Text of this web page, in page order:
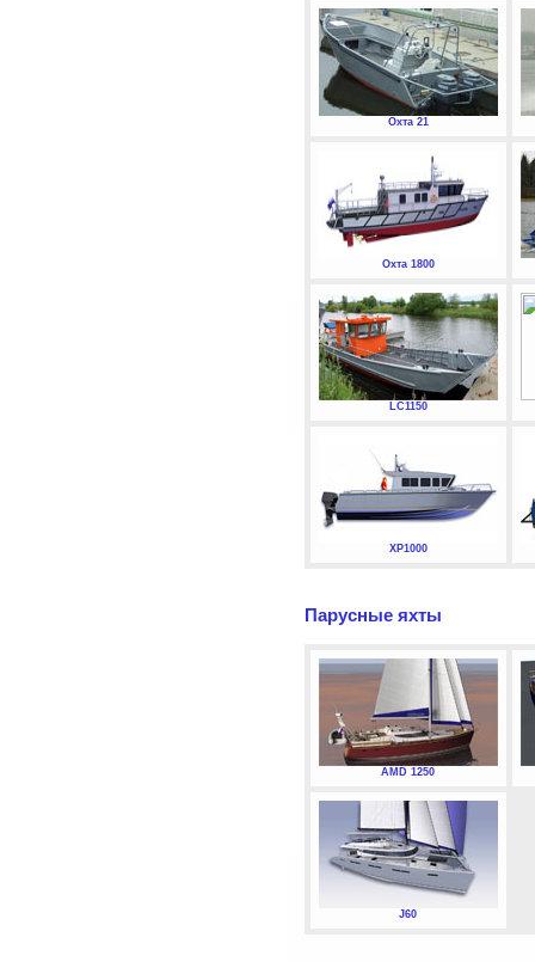
Охта 21
Охта 1800
LC1150
XP1000
Парусные яхты
AMD 1250
J60